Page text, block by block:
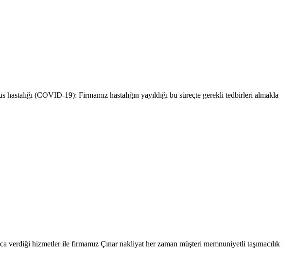
(COVID-19): Firmamız hastalığın yayıldığı bu süreçte gerekli tedbirleri almakla
hizmetler ile firmamız Çınar nakliyat her zaman müşteri memnuniyetli taşımacılık